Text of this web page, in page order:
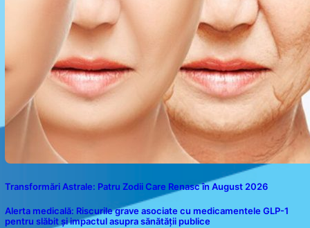
Transformări Astrale: Patru Zodii Care Renasc în August 2026
Alerta medicală: Riscurile grave asociate cu medicamentele GLP-1
pentru slăbit și impactul asupra sănătății publice